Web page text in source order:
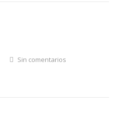
Sin comentarios